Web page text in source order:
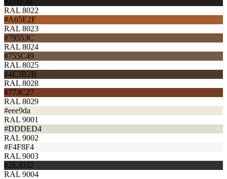
RAL 8022
#A65E2F
RAL 8023
#79553C
RAL 8024
#755C49
RAL 8025
#4E3B2B
RAL 8028
#773C27
RAL 8029
#eee9da
RAL 9001
#DDDED4
RAL 9002
#F4F8F4
RAL 9003
#2E3032
RAL 9004